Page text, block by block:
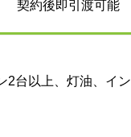
契約後即引渡可能
台以上、灯油、イ